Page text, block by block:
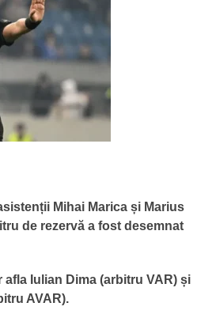
Mihai Marica și Marius
de rezervă a fost desemnat
afla Iulian Dima (arbitru VAR) și
AVAR).